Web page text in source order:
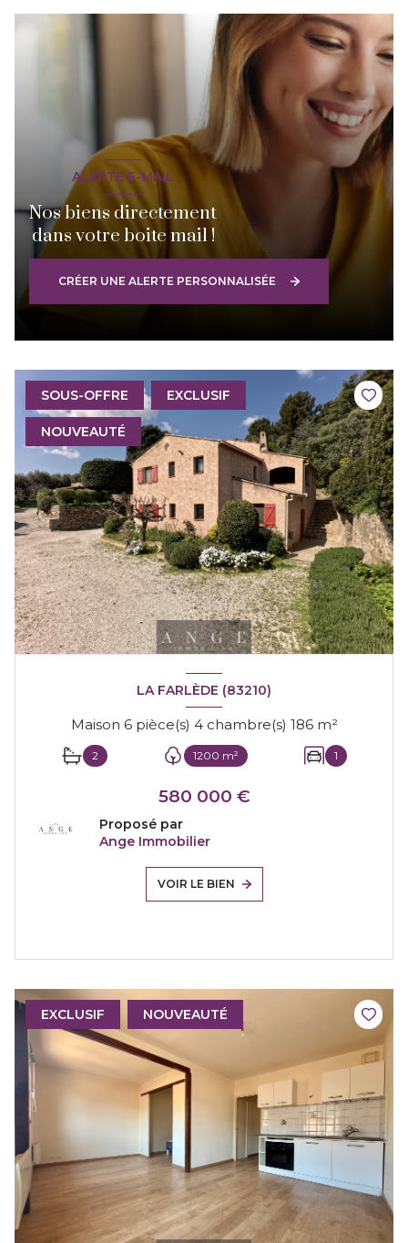
ALERTE E-MAIL
Nos biens directement
dans votre boite mail !
CRÉER UNE ALERTE PERSONNALISÉE
SOUS-OFFRE EXCLUSIF
NOUVEAUTÉ
LA FARLÈDE (83210)
Maison 6 pièce(s) 4 chambre(s) 186 m²
2 1200 m² 1
580 000 €
Proposé par
Ange Immobilier
VOIR LE BIEN
EXCLUSIF NOUVEAUTÉ